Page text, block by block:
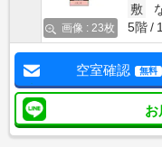
画像 : 23枚
敷
5階
空室確認 無料
お